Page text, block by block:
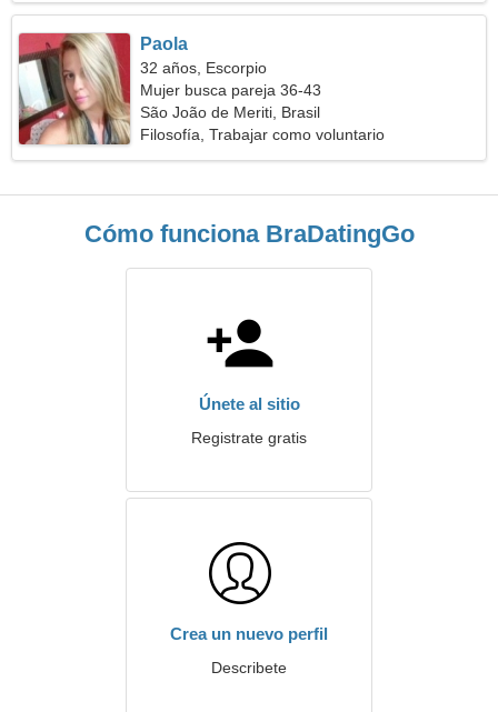
Paola
32 años, Escorpio
Mujer busca pareja 36-43
São João de Meriti, Brasil
Filosofía, Trabajar como voluntario
Cómo funciona BraDatingGo
Únete al sitio
Registrate gratis
Crea un nuevo perfil
Describete